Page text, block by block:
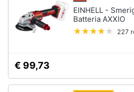
EINHELL -
Batteria AXXIO
227
€ 99,73